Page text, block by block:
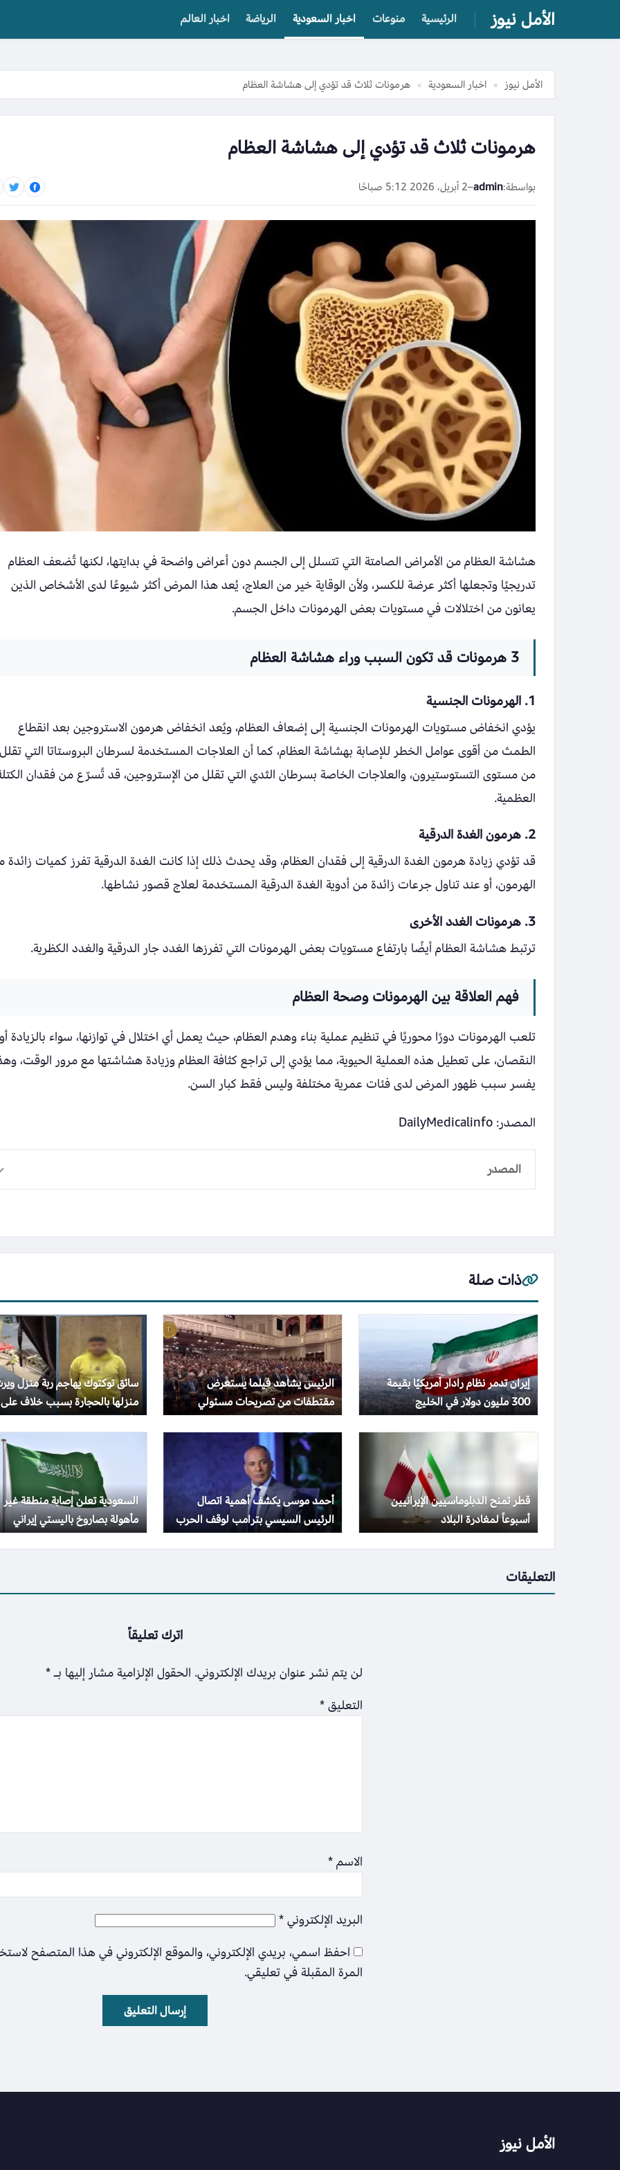
الأمل نيوز الرئيسية منوعات اخبار السعودية الرياضة اخبار العالم
الأمل نيوز » اخبار السعودية » هرمونات ثلاث قد تؤدي إلى هشاشة العظام
هرمونات ثلاث قد تؤدي إلى هشاشة العظام
بواسطة:admin
–2 أبريل، 2026 5:12 صباحًا
هشاشة العظام من الأمراض الصامتة التي تتسلل إلى الجسم دون أعراض واضحة في بدايتها، لكنها تُضعف العظام
تدريجيًا وتجعلها أكثر عرضة للكسر، ولأن الوقاية خير من العلاج، يُعد هذا المرض أكثر شيوعًا لدى الأشخاص الذين
يعانون من اختلالات في مستويات بعض الهرمونات داخل الجسم.
3 هرمونات قد تكون السبب وراء هشاشة العظام
1. الهرمونات الجنسية
يؤدي انخفاض مستويات الهرمونات الجنسية إلى إضعاف العظام، ويُعد انخفاض هرمون الاستروجين بعد انقطاع
الطمث من أقوى عوامل الخطر للإصابة بهشاشة العظام، كما أن العلاجات المستخدمة لسرطان البروستاتا التي
من مستوى التستوستيرون، والعلاجات الخاصة بسرطان الثدي التي تقلل من الإستروجين، قد تُسرّع من فقدان
العظمية.
2. هرمون الغدة الدرقية
قد تؤدي زيادة هرمون الغدة الدرقية إلى فقدان العظام، وقد يحدث ذلك إذا كانت الغدة الدرقية تفرز كميات زائدة
الهرمون، أو عند تناول جرعات زائدة من أدوية الغدة الدرقية المستخدمة لعلاج قصور نشاطها.
3. هرمونات الغدد الأخرى
ترتبط هشاشة العظام أيضًا بارتفاع مستويات بعض الهرمونات التي تفرزها الغدد جار الدرقية والغدد الكظرية.
فهم العلاقة بين الهرمونات وصحة العظام
تلعب الهرمونات دورًا محوريًا في تنظيم عملية بناء وهدم العظام، حيث يعمل أي اختلال في توازنها، سواء بالزيادة
النقصان، على تعطيل هذه العملية الحيوية، مما يؤدي إلى تراجع كثافة العظام وزيادة هشاشتها مع مرور الوقت،
يفسر سبب ظهور المرض لدى فئات عمرية مختلفة وليس فقط كبار السن.
المصدر: DailyMedicalinfo
المصدر
ذات صلة
إيران تدمر نظام رادار أمريكيًا بقيمة
300 مليون دولار في الخليج
الرئيس يشاهد فيلما يستعرض
مقتطفات من تصريحات مسئولي
شركات الطاقة خلال إيجبس 2026
سائق توكتوك يهاجم ربة منزل
منزلها بالحجارة بسبب خلاف على
الأجرة
قطر تمنح الدبلوماسيين الإيرانيين
أسبوعاً لمغادرة البلاد
أحمد موسى يكشف أهمية اتصال
الرئيس السيسي بترامب لوقف الحرب
السعودية تعلن إصابة منطقة غير
مأهولة بصاروخ باليستي إيراني
التعليقات
اترك تعليقاً
لن يتم نشر عنوان بريدك الإلكتروني. الحقول الإلزامية مشار إليها بـ*
التعليق*
الاسم*
البريد الإلكتروني*
احفظ اسمي، بريدي الإلكتروني، والموقع الإلكتروني في هذا المتصفح
المرة المقبلة في تعليقي.
الأمل نيوز